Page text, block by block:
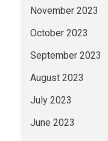
November 2023
October 2023
September 2023
August 2023
July 2023
June 2023